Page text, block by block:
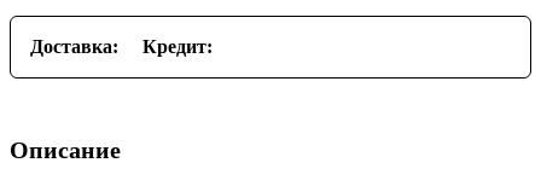
Доставка: Кредит:
Описание